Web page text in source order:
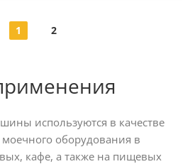
1 2
используются в качестве
оборудования в
кафе, а также на пищевых